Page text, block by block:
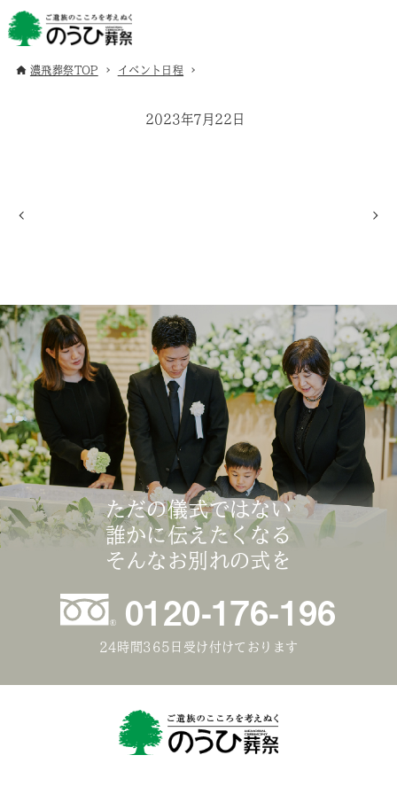
濃飛葬祭TOP イベント日程
2023年7月22日
ただの儀式ではない
誰かに伝えたくなる
そんなお別れの式を
0120-176-196
24時間365日受け付けております